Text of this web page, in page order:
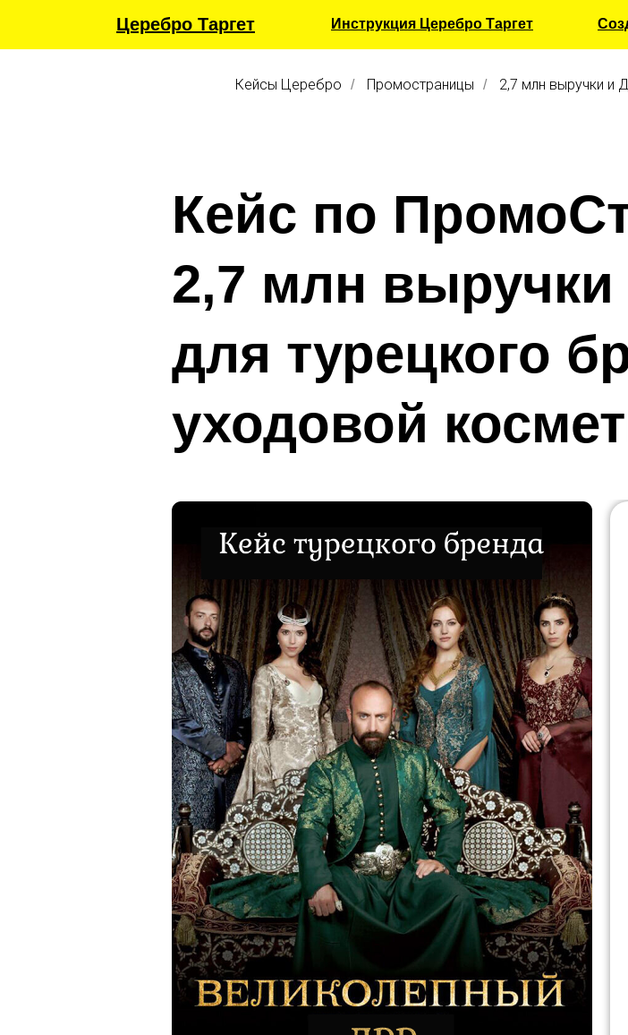
Церебро Таргет Инструкция Церебро Таргет
Кейсы Церебро / Промостраницы / 2,7 млн выручки и
Кейс по
2,7 млн
для турецкого
уходовой